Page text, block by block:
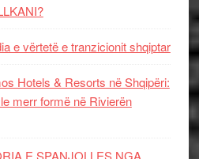
e vërtetë e tranzicionit shqiptar
Hotels & Resorts në Shqipëri:
merr formë në Rivierën
E SPANJOLLES NGA